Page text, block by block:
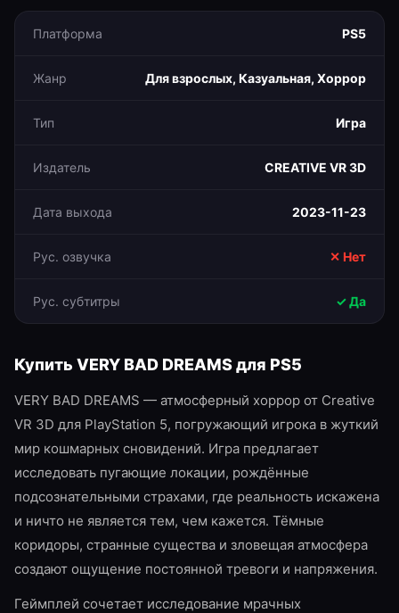
Платформа PS5
Жанр Для взрослых, Казуальная, Хоррор
Тип Игра
Издатель CREATIVE VR 3D
Дата выхода 2023-11-23
Рус. озвучка ✕ Нет
Рус. субтитры ✓ Да
Купить VERY BAD DREAMSдля PS5
VERY BAD DREAMS — атмосферный хоррор от Creative
VR 3D для PlayStation 5, погружающий игрока в жуткий
мир кошмарных сновидений. Игра предлагает
исследовать пугающие локации, рождённые
подсознательными страхами, где реальность искажена
и ничто не является тем, чем кажется. Тёмные
коридоры, странные существа и зловещая атмосфера
создают ощущение постоянной тревоги и напряжения.
Геймплей сочетает исследование мрачных